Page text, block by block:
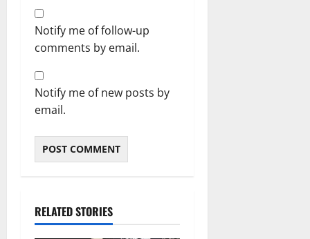
Notify me of follow-up
comments by email.
Notify me of new posts by
email.
RELATED STORIES